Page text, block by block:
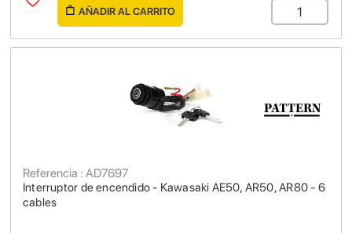
AÑADIR AL CARRITO
Interruptor de encendido - Kawasaki AE50, AR50, AR80 - 6
cables
Referencia : AD7697